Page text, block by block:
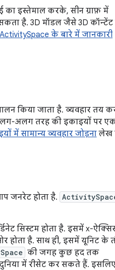
का इस्तेमाल करके, सीन ग्राफ़ में
है. 3D मॉडल जैसे 3D
ActivitySpace के बारे में जानकारी
किया जाता है. व्यवहार तय
अलग तरह की इकाइयों पर
में सामान्य व्यवहार जोड़ना लेख
जनरेट होता है.
सिस्टम होता है. इसमें x-
है. साथ ही, इसमें यूनिट के
की जगह कुछ हद तक
में रीसेट कर सकते हैं.